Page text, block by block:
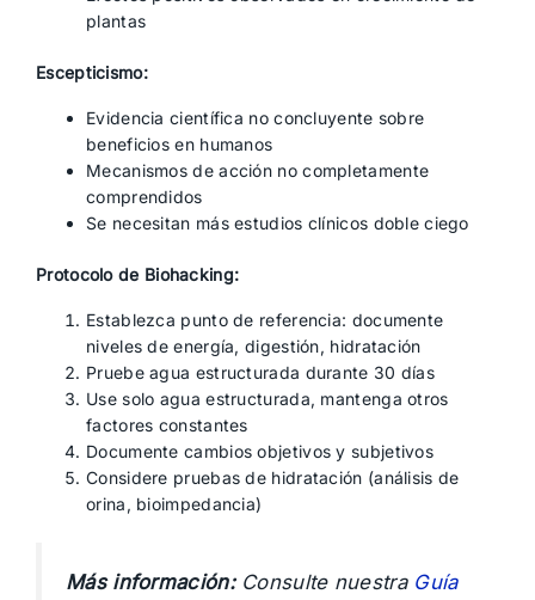
plantas
Escepticismo:
Evidencia científica no concluyente sobre
beneficios en humanos
Mecanismos de acción no completamente
comprendidos
Se necesitan más estudios clínicos doble ciego
Protocolo de Biohacking:
Establezca punto de referencia: documente
niveles de energía, digestión, hidratación
Pruebe agua estructurada durante 30 días
Use solo agua estructurada, mantenga otros
factores constantes
Documente cambios objetivos y subjetivos
Considere pruebas de hidratación (análisis de
orina, bioimpedancia)
Más información:Consulte nuestra Guía